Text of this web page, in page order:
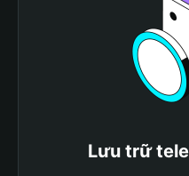
Lưu trữ